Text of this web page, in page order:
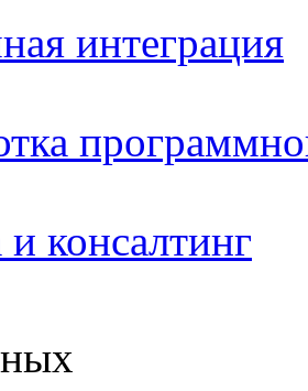
интеграция
консалтинг